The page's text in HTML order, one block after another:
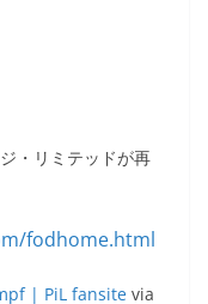
・リミテッドが再
| PiL fansite via